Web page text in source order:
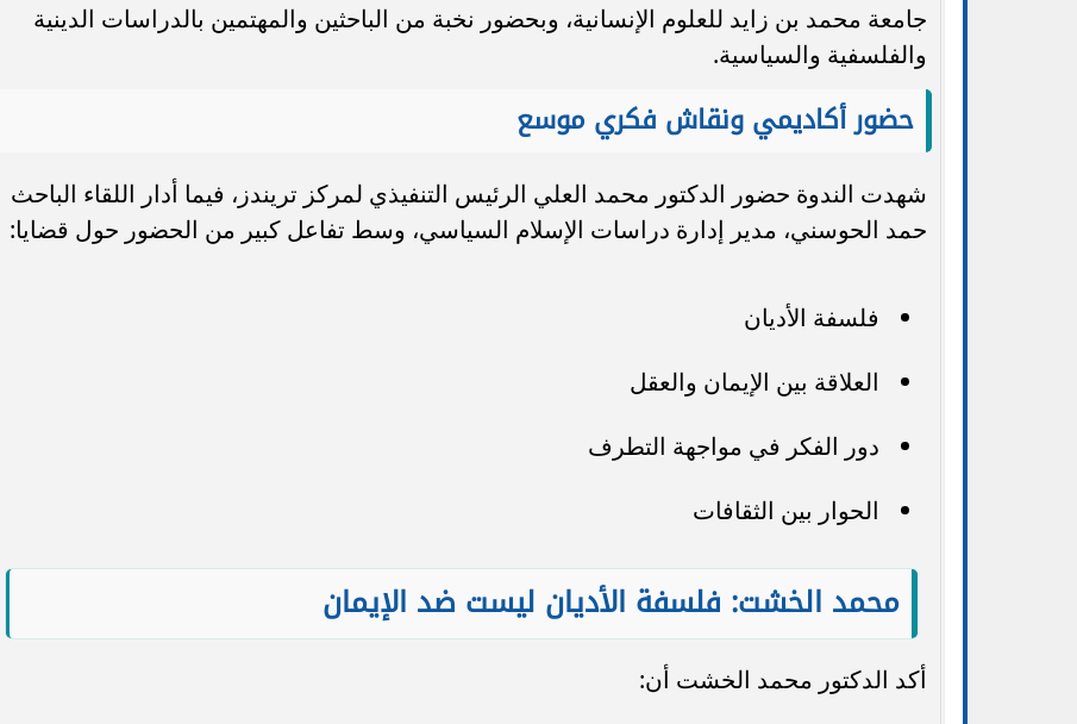
جامعة محمد بن زايد للعلوم الإنسانية، وبحضور نخبة من الباحثين والمهتمين بالدراسات الدينية
والفلسفية والسياسية.
حضور أكاديمي ونقاش فكري موسع
شهدت الندوة حضور الدكتور محمد العلي الرئيس التنفيذي لمركز تريندز، فيما أدار اللقاء الباحث
حمد الحوسني، مدير إدارة دراسات الإسلام السياسي، وسط تفاعل كبير من الحضور حول قضايا:
فلسفة الأديان
العلاقة بين الإيمان والعقل
دور الفكر في مواجهة التطرف
الحوار بين الثقافات
محمد الخشت: فلسفة الأديان ليست ضد الإيمان
أكد الدكتور محمد الخشت أن:
تنسيق الجامعات 2026.. التعليم تتيح تعديل
الرغبات أكثر من مرة حتى الأحد...
الضوابط والموعد النهائي وخطوات تقديم
جامعة دمنهور تكشف تفاصيل كلية الطب